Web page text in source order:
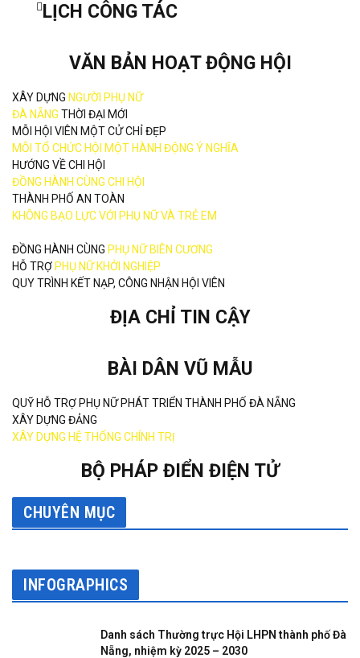
LỊCH CÔNG TÁC
VĂN BẢN HOẠT ĐỘNG HỘI
XÂY DỰNG NGƯỜI PHỤ NỮ
ĐÀ NẴNG THỜI ĐẠI MỚI
MỖI HỘI VIÊN MỘT CỬ CHỈ ĐẸP
MỖI TỔ CHỨC HỘI MỘT HÀNH ĐỘNG Ý NGHĨA
HƯỚNG VỀ CHI HỘI
ĐỒNG HÀNH CÙNG CHI HỘI
THÀNH PHỐ AN TOÀN
KHÔNG BẠO LỰC VỚI PHỤ NỮ VÀ TRẺ EM
ĐỒNG HÀNH CÙNG PHỤ NỮ BIÊN CƯƠNG
HỖ TRỢ PHỤ NỮ KHỞI NGHIỆP
QUY TRÌNH KẾT NẠP, CÔNG NHẬN HỘI VIÊN
ĐỊA CHỈ TIN CẬY
BÀI DÂN VŨ MẪU
QUỸ HỖ TRỢ PHỤ NỮ PHÁT TRIỂN THÀNH PHỐ ĐÀ NẴNG
XÂY DỰNG ĐẢNG
XÂY DỰNG HỆ THỐNG CHÍNH TRỊ
BỘ PHÁP ĐIỂN ĐIỆN TỬ
CHUYÊN MỤC
INFOGRAPHICS
Danh sách Thường trực Hội LHPN thành phố Đà
Nẵng, nhiệm kỳ 2025 – 2030